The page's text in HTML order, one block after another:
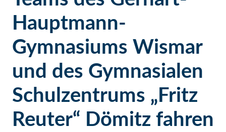
Hauptmann-
Gymnasiums Wismar
und des Gymnasialen
Schulzentrums „Fritz
Reuter“ Dömitz fahren